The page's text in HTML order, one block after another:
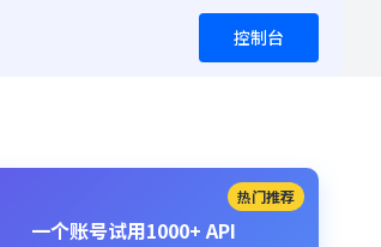
控制台
热门推荐
一个账号试用1000+ API